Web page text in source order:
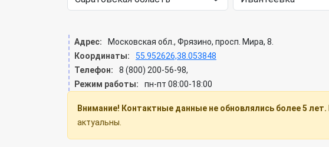
Адрес:
Московская обл., Фрязино, просп. Мира, 8.
Координаты:
55.952626,38.053848
Телефон:
8 (800) 200-56-98,
Режим работы:
пн-пт 08:00-18:00
Внимание! Контактные данные не обновлялись более 5 лет.
актуальны.